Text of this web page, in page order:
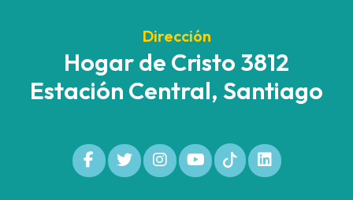
Dirección
Hogar de Cristo 3812
Estación Central, Santiago